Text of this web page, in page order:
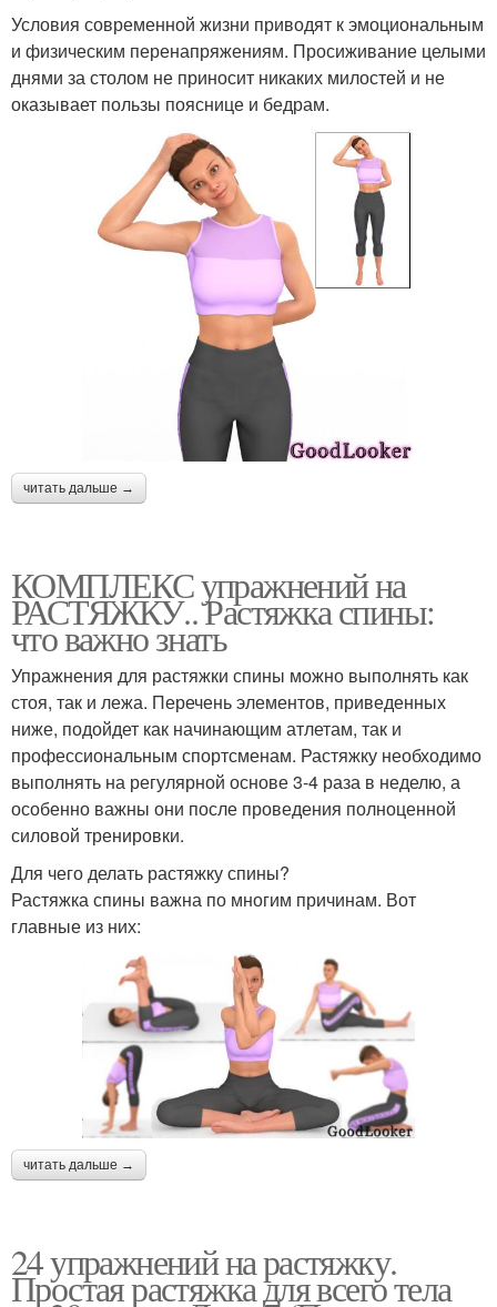
Условия современной жизни приводят к эмоциональным
и физическим перенапряжениям. Просиживание целыми
днями за столом не приносит никаких милостей и не
оказывает пользы пояснице и бедрам.
читать дальше →
КОМПЛЕКС упражнений на
РАСТЯЖКУ.. Растяжка спины:
что важно знать
Упражнения для растяжки спины можно выполнять как
стоя, так и лежа. Перечень элементов, приведенных
ниже, подойдет как начинающим атлетам, так и
профессиональным спортсменам. Растяжку необходимо
выполнять на регулярной основе 3-4 раза в неделю, а
особенно важны они после проведения полноценной
силовой тренировки.
Для чего делать растяжку спины?
Растяжка спины важна по многим причинам. Вот
главные из них:
читать дальше →
24 упражнений на растяжку.
Простая растяжка для всего тела